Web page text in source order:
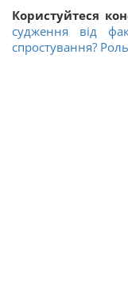
Користуйтеся
судження від
спростування? Роль